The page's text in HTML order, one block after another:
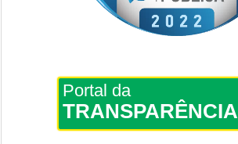
Portal da
TRANSPARÊNCIA